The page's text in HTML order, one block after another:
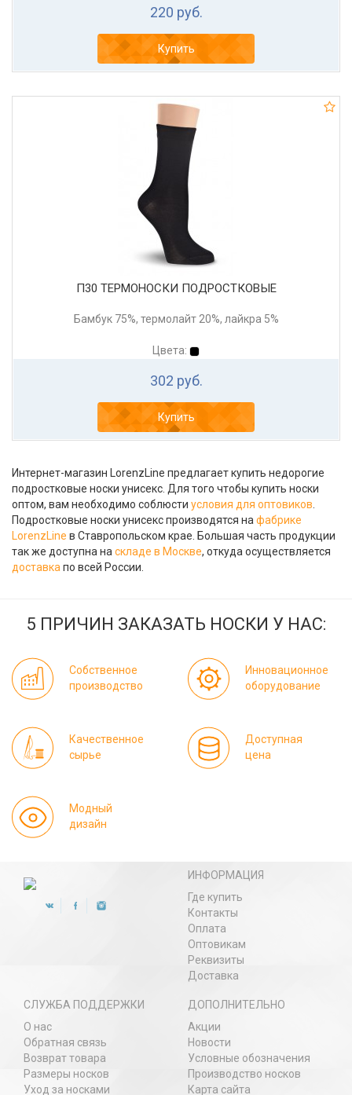
220 руб.
Купить
П30 ТЕРМОНОСКИ ПОДРОСТКОВЫЕ
Бамбук 75%, термолайт 20%, лайкра 5%
Цвета:
302 руб.
Купить
Интернет-магазин LorenzLine предлагает купить недорогие
подростковые носки унисекс. Для того чтобы купить носки
оптом, вам необходимо соблюсти условия для оптовиков.
Подростковые носки унисекс производятся нафабрике
LorenzLine в Ставропольском крае. Большая часть продукции
так же доступна наскладе в Москве, откуда осуществляется
доставкапо всей России.
5 ПРИЧИН ЗАКАЗАТЬ НОСКИ У НАС:
Собственное
производство
Инновационное
оборудование
Качественное
сырье
Доступная
цена
Модный
дизайн
ИНФОРМАЦИЯ
Где купить
Контакты
Оплата
Оптовикам
Реквизиты
Доставка
СЛУЖБА ПОДДЕРЖКИ
О нас
Обратная связь
Возврат товара
Размеры носков
Уход за носками
ДОПОЛНИТЕЛЬНО
Акции
Новости
Условные обозначения
Производство носков
Карта сайта